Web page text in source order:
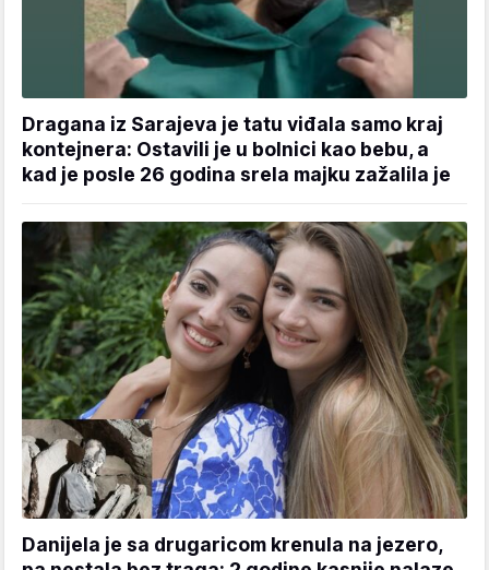
Dragana iz Sarajeva je tatu viđala samo kraj
kontejnera: Ostavili je u bolnici kao bebu, a
kad je posle 26 godina srela majku zažalila je
Danijela je sa drugaricom krenula na jezero,